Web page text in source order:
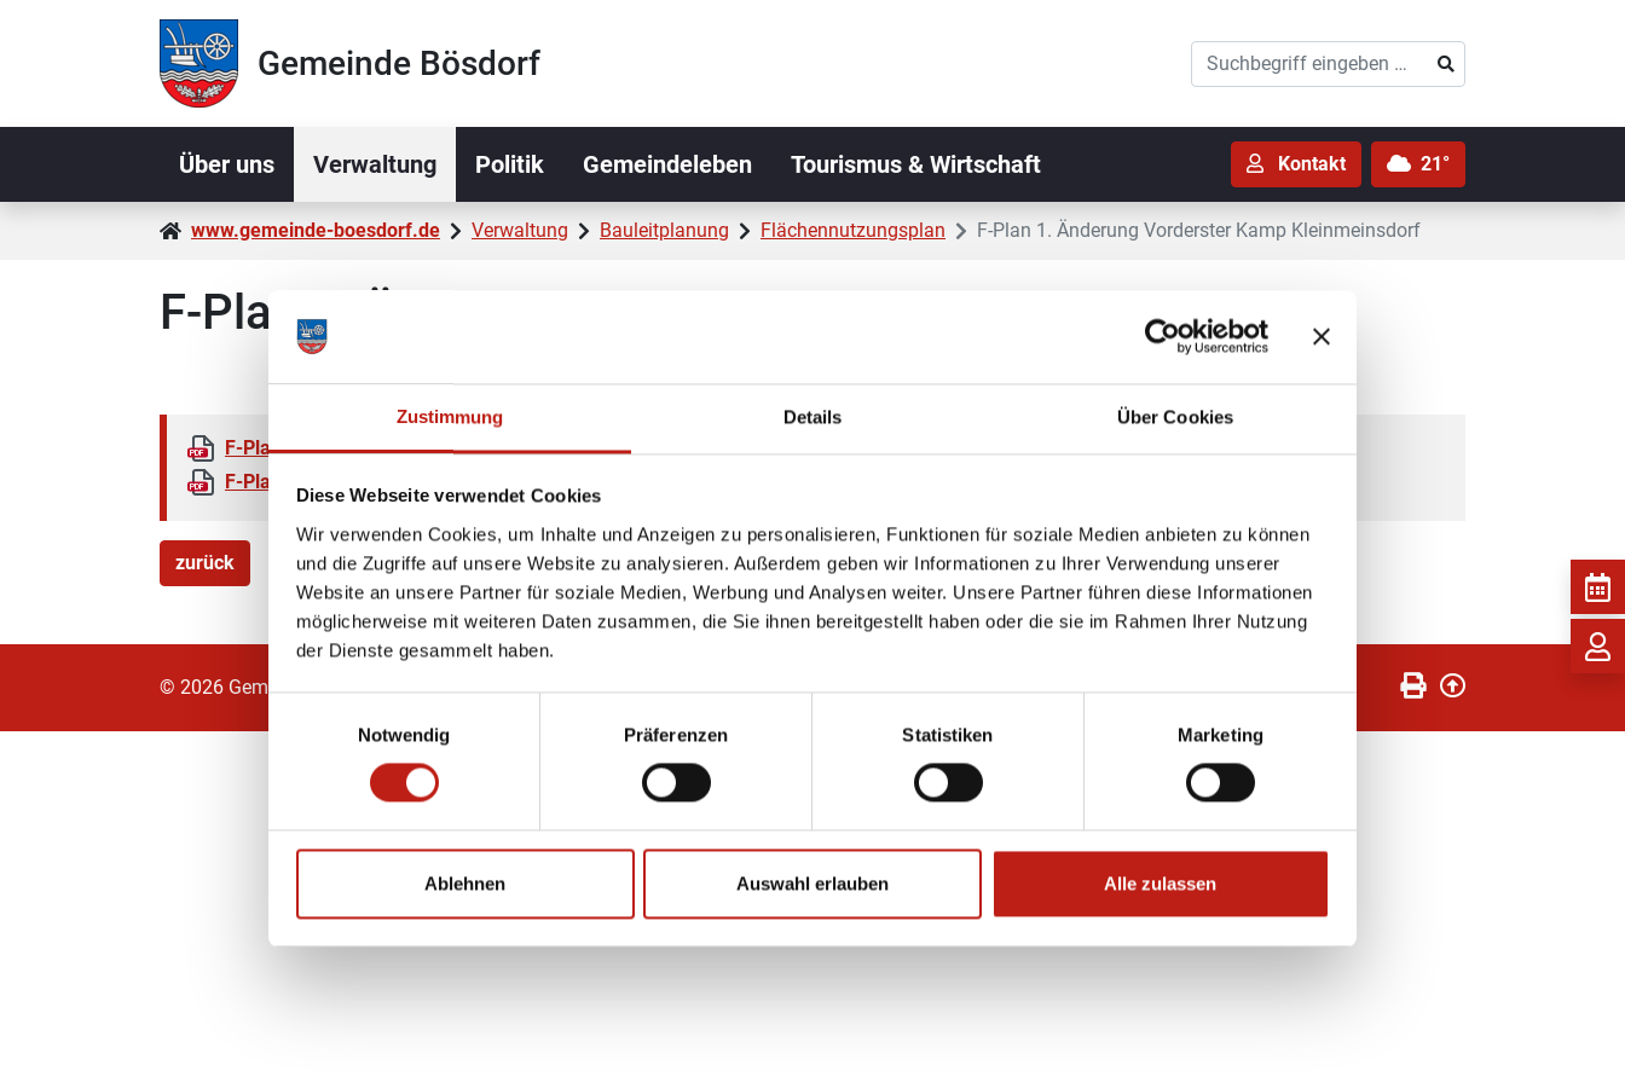
Zustimmung Details Über Cookies
Diese Webseite verwendet Cookies
Wir verwenden Cookies, um Inhalte und Anzeigen zu personalisieren, Funktionen für soziale Medien anbieten zu können
und die Zugriffe auf unsere Website zu analysieren. Außerdem geben wir Informationen zu Ihrer Verwendung unserer
Website an unsere Partner für soziale Medien, Werbung und Analysen weiter. Unsere Partner führen diese Informationen
möglicherweise mit weiteren Daten zusammen, die Sie ihnen bereitgestellt haben oder die sie im Rahmen Ihrer Nutzung
der Dienste gesammelt haben.
Notwendig
Präferenzen Statistiken Marketing
Ablehnen Auswahl erlauben Alle zulassen
Gemeinde Bösdorf Suchen
Über uns Verwaltung Politik Gemeindeleben Tourismus & Wirtschaft Kontakt 21°
www.gemeinde-boesdorf.de Verwaltung Bauleitplanung Flächennutzungsplan F-Plan 1. Änderung Vorderster Kamp Kleinmeinsdorf
F-Plan 1. Änderung Vorderster Kamp Kleinmeinsdorf
F-Plan 1. Änderung Vorderster Kamp Kleinmeinsdorf Urkunde
F-Plan 1. Änderung Vorderster Kamp Kleinmeinsdorf Erläuterungsbericht
zurück
© 2026 Gemeinde Bösdorf Startseite Aktuelles Kontakt Impressum Datenschutz Barrierefreiheit Sitemap Seite drucken
Zurück nach oben